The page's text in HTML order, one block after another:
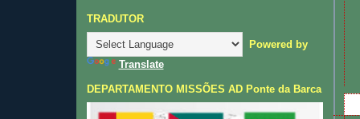
TRADUTOR
Powered by
Translate
DEPARTAMENTO MISSÕES AD Ponte da Barca